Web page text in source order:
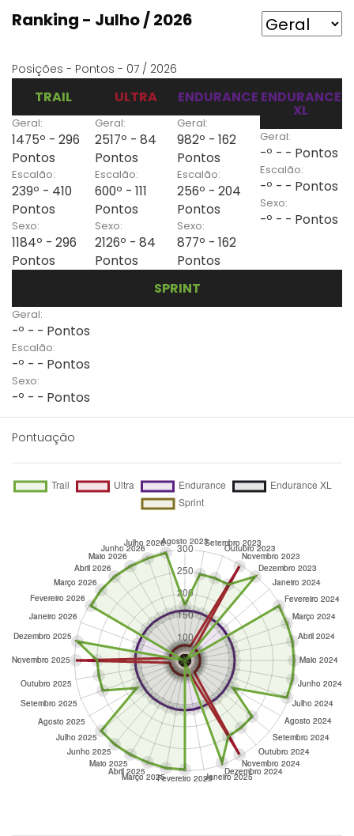
Ranking - Julho / 2026
Posições - Pontos - 07 / 2026
TRAIL
Geral:
1475º - 296
Pontos
Escalão:
239º - 410
Pontos
Sexo:
1184º - 296
Pontos
ULTRA
Geral:
2517º - 84
Pontos
Escalão:
600º - 111
Pontos
Sexo:
2126º - 84
Pontos
ENDURANCE
Geral:
982º - 162
Pontos
Escalão:
256º - 204
Pontos
Sexo:
877º - 162
Pontos
ENDURANCE
XL
Geral:
-º - - Pontos
Escalão:
-º - - Pontos
Sexo:
-º - - Pontos
SPRINT
Geral:
-º - - Pontos
Escalão:
-º - - Pontos
Sexo:
-º - - Pontos
Pontuação